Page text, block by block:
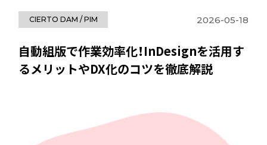
CIERTO DAM / PIM 2026-05-18
自動組版で作業効率化！InDesignを活用す
るメリットやDX化のコツを徹底解説